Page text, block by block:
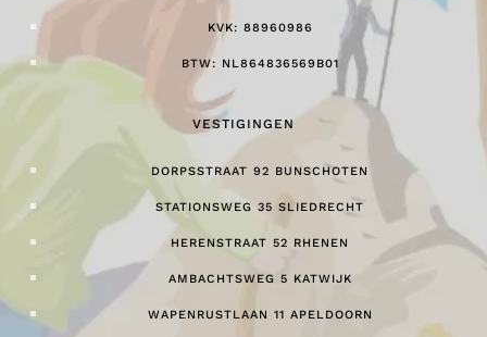
KVK: 88960986
BTW: NL864836569B01
VESTIGINGEN
DORPSSTRAAT 92 BUNSCHOTEN
STATIONSWEG 35 SLIEDRECHT
HERENSTRAAT 52 RHENEN
AMBACHTSWEG 5 KATWIJK
WAPENRUSTLAAN 11 APELDOORN